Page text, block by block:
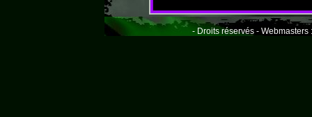
- Droits réservés - Webmasters